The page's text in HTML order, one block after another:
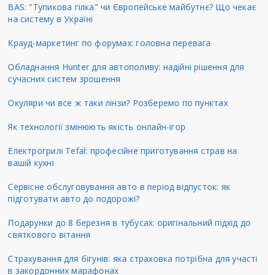
BAS: "Тупикова гілка" чи Європейське майбутнє? Що чекає
на систему в Україні
Крауд-маркетинг по форумах: головна перевага
Обладнання Hunter для автополиву: надійні рішення для
сучасних систем зрошення
Окуляри чи все ж таки лінзи? Розберемо по пунктах
Як технології змінюють якість онлайн-ігор
Електрогрилі Tefal: професійне приготування страв на
вашій кухні
Сервісне обслуговування авто в період відпусток: як
підготувати авто до подорожі?
Подарунки до 8 березня в тубусах: оригінальний підхід до
святкового вітання
Страхування для бігунів: яка страховка потрібна для участі
в закордонних марафонах